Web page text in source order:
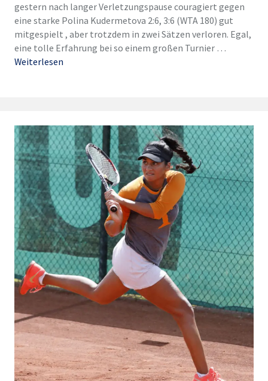
gestern nach langer Verletzungspause couragiert gegen
eine starke Polina Kudermetova 2:6, 3:6 (WTA 180) gut
mitgespielt , aber trotzdem in zwei Sätzen verloren. Egal,
eine tolle Erfahrung bei so einem großen Turnier …
Weiterlesen